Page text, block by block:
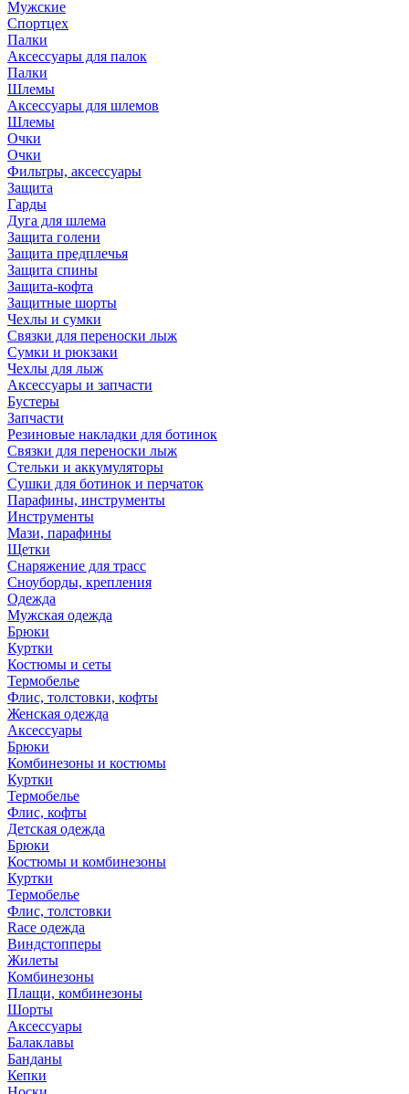
Мужские
Спортцех
Палки
Аксессуары для палок
Палки
Шлемы
Аксессуары для шлемов
Шлемы
Очки
Очки
Фильтры, аксессуары
Защита
Гарды
Дуга для шлема
Защита голени
Защита предплечья
Защита спины
Защита-кофта
Защитные шорты
Чехлы и сумки
Связки для переноски лыж
Сумки и рюкзаки
Чехлы для лыж
Аксессуары и запчасти
Бустеры
Запчасти
Резиновые накладки для ботинок
Связки для переноски лыж
Стельки и аккумуляторы
Сушки для ботинок и перчаток
Парафины, инструменты
Инструменты
Мази, парафины
Щетки
Снаряжение для трасс
Сноуборды, крепления
Одежда
Мужская одежда
Брюки
Куртки
Костюмы и сеты
Термобелье
Флис, толстовки, кофты
Женская одежда
Аксессуары
Брюки
Комбинезоны и костюмы
Куртки
Термобелье
Флис, кофты
Детская одежда
Брюки
Костюмы и комбинезоны
Куртки
Термобелье
Флис, толстовки
Race одежда
Виндстопперы
Жилеты
Комбинезоны
Плащи, комбинезоны
Шорты
Аксессуары
Балаклавы
Банданы
Кепки